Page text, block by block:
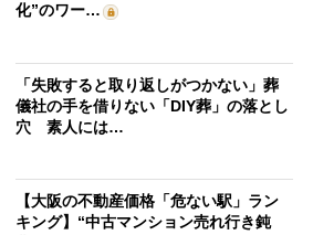
化”のワー…
「失敗すると取り返しがつかない」葬
儀社の手を借りない「DIY葬」の落とし
穴 素人には…
【大阪の不動産価格「危ない駅」ラン
キング】“中古マンション売れ行き鈍